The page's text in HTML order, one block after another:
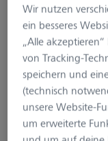
Wir nutzen
ein besseres
„Alle
von Tracking-
speichern und
(technisch
unsere Website-
um erweiterte